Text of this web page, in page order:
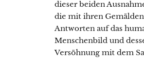
dieser beiden
die mit ihren
Antworten auf das
Menschenbild und
Versöhnung mit dem